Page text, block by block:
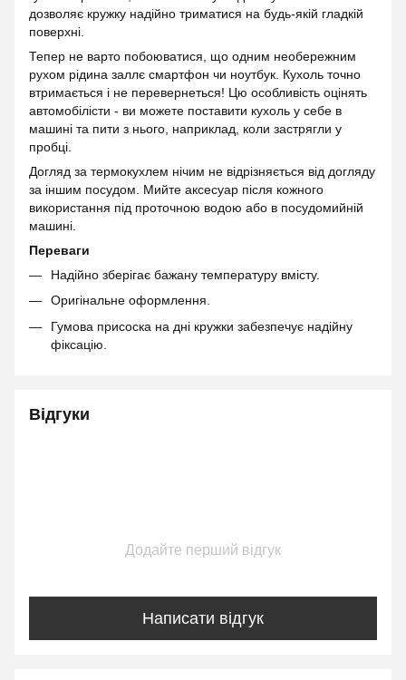
дозволяє кружку надійно триматися на будь-якій гладкій
поверхні.
Тепер не варто побоюватися, що одним необережним
рухом рідина заллє смартфон чи ноутбук. Кухоль точно
втримається і не перевернеться! Цю особливість оцінять
автомобілісти - ви можете поставити кухоль у себе в
машині та пити з нього, наприклад, коли застрягли у
пробці.
Догляд за термокухлем нічим не відрізняється від догляду
за іншим посудом. Мийте аксесуар після кожного
використання під проточною водою або в посудомийній
машині.
Переваги
Надійно зберігає бажану температуру вмісту.
Оригінальне оформлення.
Гумова присоска на дні кружки забезпечує надійну
фіксацію.
Відгуки
Додайте перший відгук
Написати відгук